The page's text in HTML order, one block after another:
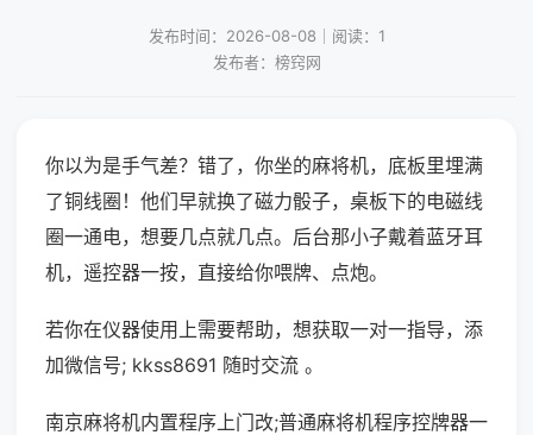
发布时间：2026-08-08｜阅读：1
发布者：榜窍网
你以为是手气差？错了，你坐的麻将机，底板里埋满
了铜线圈！他们早就换了磁力骰子，桌板下的电磁线
圈一通电，想要几点就几点。后台那小子戴着蓝牙耳
机，遥控器一按，直接给你喂牌、点炮。
若你在仪器使用上需要帮助，想获取一对一指导，添
加微信号; kkss8691 随时交流 。
南京麻将机内置程序上门改;普通麻将机程序控牌器一